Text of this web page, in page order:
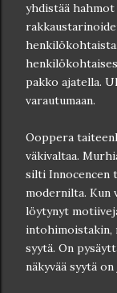
yhdistää
pakko ajatella.
varautumaan.
Ooppera
väkivaltaa.
silti Innocencen
modernilta. Kun
löytynyt
intohimoistakin,
syytä. On
näkyvää syytä